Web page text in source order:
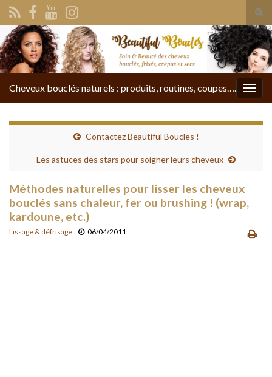
Search for:
Cheveux bouclés naturels : produits, routines, coupes….
Contactez Beautiful Boucles !
Les astuces des stars pour soigner leurs cheveux
Méthodes naturelles pour lisser les cheveux
bouclés sans chaleur, fer ou brushing ! (wrap,
kardoune, etc.)
Lissage & défrisage 06/04/2011